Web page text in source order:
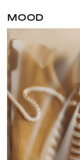
MOOD